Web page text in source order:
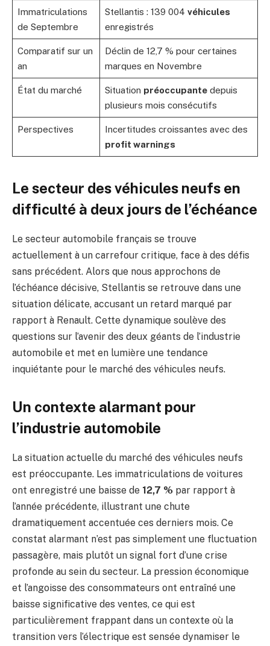
Immatriculations
de Septembre
Stellantis : 139 004 véhicules
enregistrés
Comparatif sur un
an
Déclin de 12,7 % pour certaines
marques en Novembre
État du marché Situation préoccupantedepuis
plusieurs mois consécutifs
Perspectives
Incertitudes croissantes avec des
profit warnings
Le secteur des véhicules neufs en
difficulté à deux jours de l’échéance
Le secteur automobile français se trouve
actuellement à un carrefour critique, face à des défis
sans précédent. Alors que nous approchons de
l’échéance décisive, Stellantis se retrouve dans une
situation délicate, accusant un retard marqué par
rapport à Renault. Cette dynamique soulève des
questions sur l’avenir des deux géants de l’industrie
automobile et met en lumière une tendance
inquiétante pour le marché des véhicules neufs.
Un contexte alarmant pour
l’industrie automobile
La situation actuelle du marché des véhicules neufs
est préoccupante. Les immatriculations de voitures
ont enregistré une baisse de 12,7 % par rapport à
l’année précédente, illustrant une chute
dramatiquement accentuée ces derniers mois. Ce
constat alarmant n’est pas simplement une fluctuation
passagère, mais plutôt un signal fort d’une crise
profonde au sein du secteur. La pression économique
et l’angoisse des consommateurs ont entraîné une
baisse significative des ventes, ce qui est
particulièrement frappant dans un contexte où la
transition vers l’électrique est sensée dynamiser le